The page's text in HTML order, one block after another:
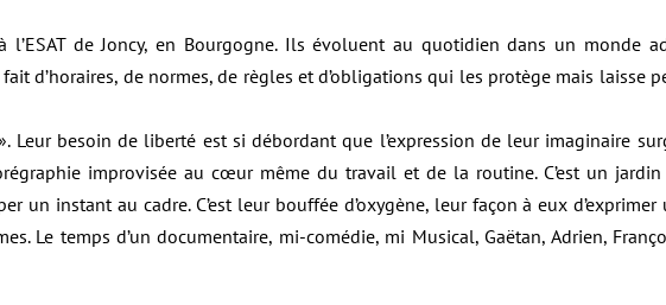
l’ESAT de Joncy, en Bourgogne. Ils évoluent au quotidien dans un monde
d’horaires, de normes, de règles et d’obligations qui les protège mais laisse
Leur besoin de liberté est si débordant que l’expression de leur imaginaire
improvisée au cœur même du travail et de la routine. C’est un
un instant au cadre. C’est leur bouffée d’oxygène, leur façon à eux
Le temps d’un documentaire, mi-comédie, mi Musical, Gaëtan, Adrien,